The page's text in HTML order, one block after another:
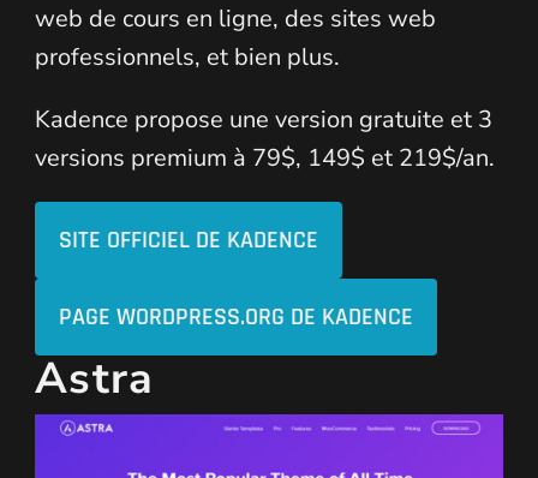
web de cours en ligne, des sites web
professionnels, et bien plus.
Kadence propose une version gratuite et 3
versions premium à 79$, 149$ et 219$/an.
SITE OFFICIEL DE KADENCE
PAGE WORDPRESS.ORG DE KADENCE
Astra